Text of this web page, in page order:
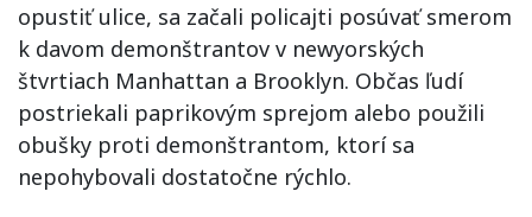
opustiť ulice, sa začali policajti posúvať smerom
k davom demonštrantov v newyorských
štvrtiach Manhattan a Brooklyn. Občas ľudí
postriekali paprikovým sprejom alebo použili
obušky proti demonštrantom, ktorí sa
nepohybovali dostatočne rýchlo.